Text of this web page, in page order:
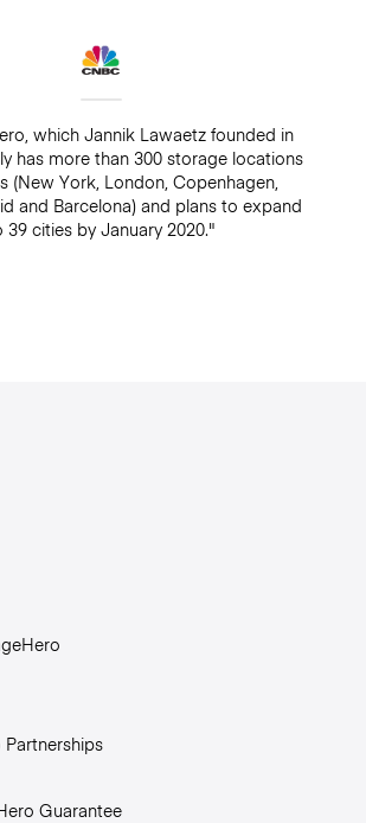
which Jannik Lawaetz founded in
has more than 300 storage locations
(New York, London, Copenhagen,
and Barcelona) and plans to expand
39 cities by January 2020."
Guarantee